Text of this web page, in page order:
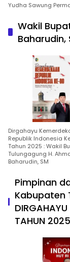
Yudha Sawung
Wakil
Baharudin,
Dirgahayu
Republik Indonesia
Tahun 2025 : Wakil
Tulungagung H.
Baharudin, SM
Pimpinan
Kabupaten
TAHUN 2025